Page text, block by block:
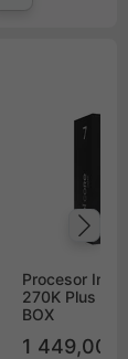
Procesor Intel
270K Plus
BOX
1 449,00 zł